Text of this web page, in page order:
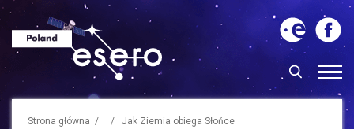
Strona główna / / Jak Ziemia obiega Słońce